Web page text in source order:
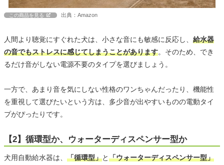
この商品を見る 出典：Amazon
人間より聴覚にすぐれた犬は、小さな音にも敏感に反応し、 給水器
の音でもストレスに感じてしまうことがあります。そのため、でき
るだけ音がしない電源不要のタイプを選びましょう。
一方で、あまり音を気にしない性格のワンちゃんだったり、機能性
を重視して選びたいという方は、多少音が出やすいものの電動タイ
プがぴったりです。
【2】循環型か、ウォーターディスペンサー型か
犬用自動給水器は、 「循環型」と「ウォーターディスペンサー型」